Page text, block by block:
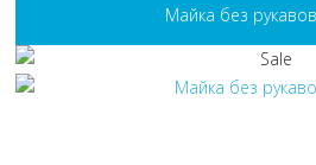
Майка без